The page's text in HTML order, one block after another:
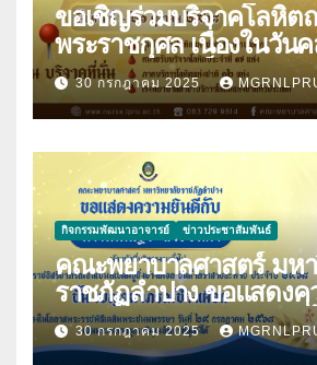
ขอเชิญร่วมบริจาคโลหิต
พระราชกุศล เนื่องในวัน
ราชสมภพสมเด็จพระศรี
รมราชชนนี และวันพยา
21 ตุลาคม 2568
30 กรกฎาคม 2025
กิจกรรมพัฒนาอาจารย์ ข่าวประชาสัมพันธ์
คณะพยาบาลศาสตร์ มห
ราชภัฏลำปาง ขอแสดงความยินดีกับ
นางมนันญา สายปินตา ที่
พระราชทานเครื่องราช
30 กรกฎาคม 2025